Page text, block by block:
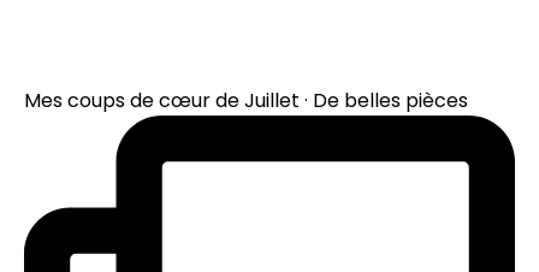
Mes coups de cœur de Juillet · De belles pièces